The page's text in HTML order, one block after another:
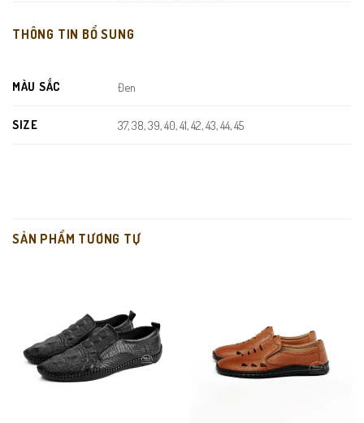
Đế cao su chắc chắn, chống trơn trượt và hỗ trợ giảm chấn khi di
Da PU cao cấp – nhẹ, bền, dễ bảo quản và sử dụng hằng ngày.
THÔNG TIN BỔ SUNG
MÀU SẮC Đen
SIZE 37, 38, 39, 40, 41, 42, 43, 44, 45
SẢN PHẨM TƯƠNG TỰ